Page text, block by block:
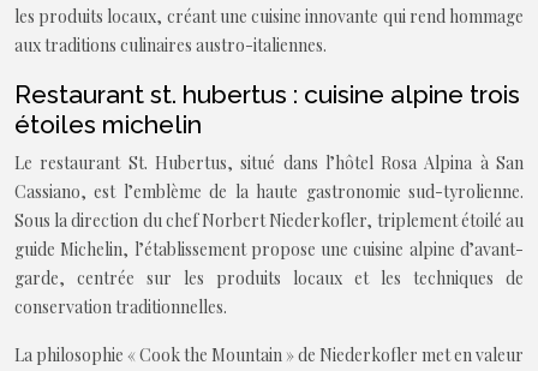
les produits locaux, créant une cuisine innovante qui rend hommage
aux traditions culinaires austro-italiennes.
Restaurant st. hubertus : cuisine alpine trois
étoiles michelin
Le restaurant St. Hubertus, situé dans l’hôtel Rosa Alpina à San
Cassiano, est l’emblème de la haute gastronomie sud-tyrolienne.
Sous la direction du chef Norbert Niederkofler, triplement étoilé au
guide Michelin, l’établissement propose une cuisine alpine d’avant-
garde, centrée sur les produits locaux et les techniques de
conservation traditionnelles.
La philosophie « Cook the Mountain » de Niederkofler met en valeur